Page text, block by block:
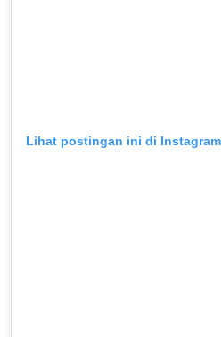
Lihat postingan ini di Instagram